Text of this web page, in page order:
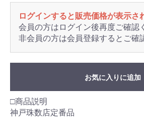
ログインすると販売価格が表示さ
会員の方はログイン後再度ご確認
非会員の方は会員登録するとご確
お気に入りに追加
□商品説明
神戸珠数店定番品